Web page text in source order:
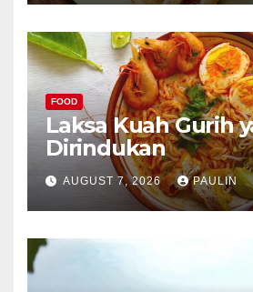
FOOD
Laksa Kuah Gurih
Dirindukan
AUGUST 7, 2026 PAULIN